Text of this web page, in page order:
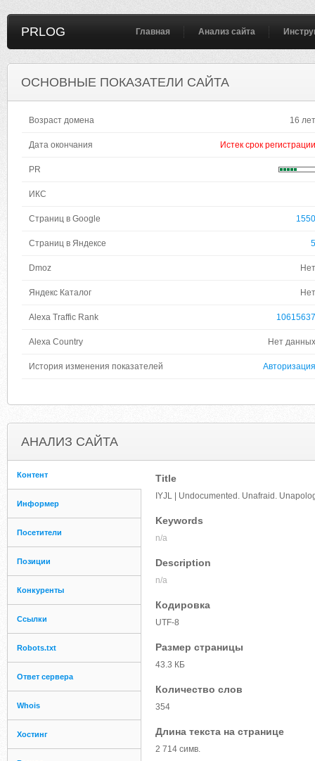
PRLOG Главная Анализ сайта
ОСНОВНЫЕ ПОКАЗАТЕЛИ САЙТА
Возраст домена 16 лет
Дата окончания Истек срок регистрации
PR
ИКС
Страниц в Google 1550
Страниц в Яндексе 5
Dmoz Нет
Яндекс Каталог Нет
Alexa Traffic Rank 10615637
Alexa Country Нет данных
История изменения показателей Авторизация
АНАЛИЗ САЙТА
Контент
Информер
Посетители
Позиции
Конкуренты
Ссылки
Robots.txt
Ответ сервера
Whois
Хостинг
Title
IYJL | Undocumented. Unafraid.
Keywords
n/a
Description
n/a
Кодировка
UTF-8
Размер страницы
43.3 КБ
Количество слов
354
Длина текста на странице
2 714 симв.